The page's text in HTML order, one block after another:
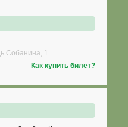
Собанина, 1
Как купить билет?